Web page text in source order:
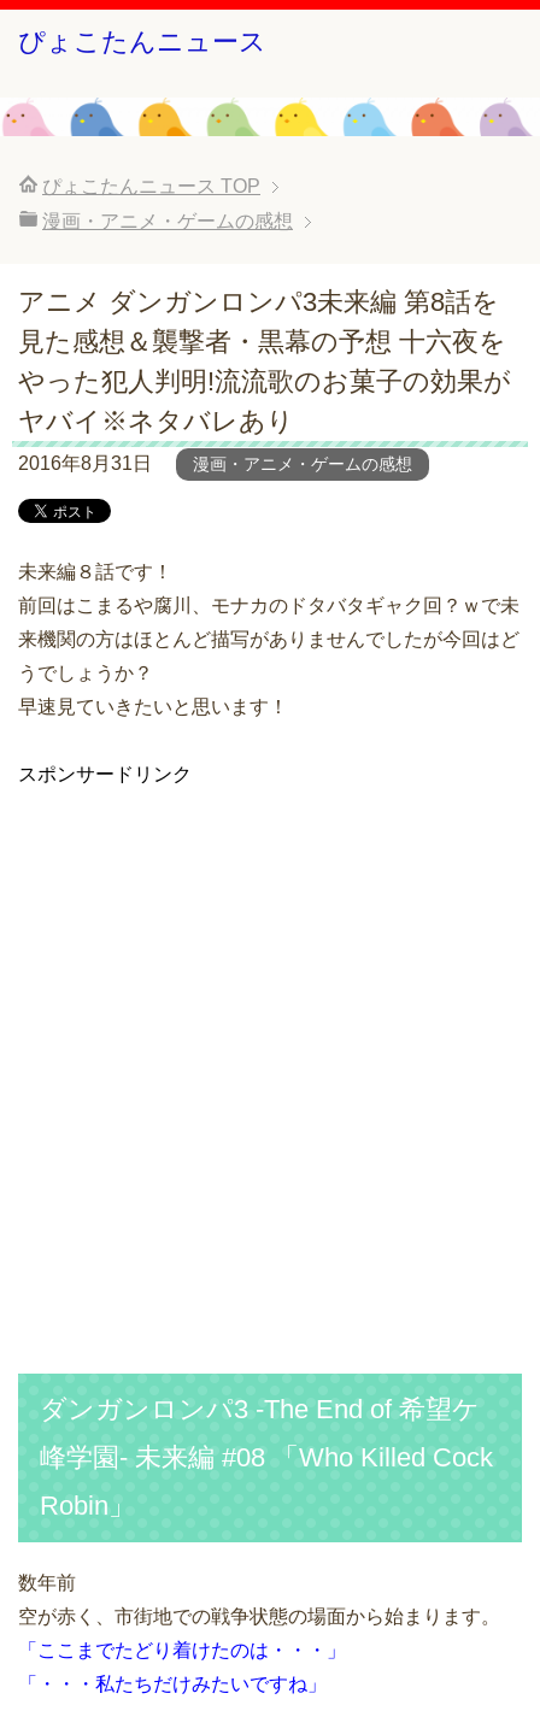
ぴょこたんニュース
ぴょこたんニュース TOP
漫画・アニメ・ゲームの感想
アニメ ダンガンロンパ3未来編 第8話を
見た感想＆襲撃者・黒幕の予想 十六夜を
やった犯人判明!流流歌のお菓子の効果が
ヤバイ※ネタバレあり
2016年8月31日 漫画・アニメ・ゲームの感想
未来編８話です！
前回はこまるや腐川、モナカのドタバタギャク回？ｗで未
来機関の方はほとんど描写がありませんでしたが今回はど
うでしょうか？
早速見ていきたいと思います！
スポンサードリンク
ダンガンロンパ3 -The End of 希望ケ
峰学園- 未来編 #08 「Who Killed Cock
Robin」
数年前
空が赤く、市街地での戦争状態の場面から始まります。
「ここまでたどり着けたのは・・・」
「・・・私たちだけみたいですね」